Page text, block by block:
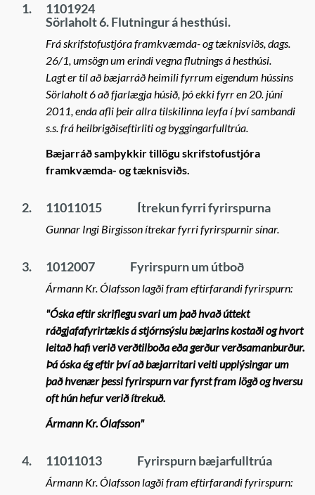
1.
1101924
Sörlaholt 6. Flutningur á hesthúsi.
Frá skrifstofustjóra framkvæmda- og tæknisviðs, dags.
26/1, umsögn um erindi vegna flutnings á hesthúsi.
Lagt er til að bæjarráð heimili fyrrum eigendum hússins
Sörlaholt 6 að fjarlægja húsið, þó ekki fyrr en 20. júní
2011, enda afli þeir allra tilskilinna leyfa í því sambandi
s.s. frá heilbrigðiseftirliti og byggingarfulltrúa.
Bæjarráð samþykkir tillögu skrifstofustjóra
framkvæmda- og tæknisviðs.
2. 11011015 Ítrekun fyrri fyrirspurna
Gunnar Ingi Birgisson ítrekar fyrri fyrirspurnir sínar.
3. 1012007 Fyrirspurn um útboð
Ármann Kr. Ólafsson lagði fram eftirfarandi fyrirspurn:
"Óska eftir skriflegu svari um það hvað úttekt
ráðgjafafyrirtækis á stjórnsýslu bæjarins kostaði og hvort
leitað hafi verið verðtilboða eða gerður verðsamanburður.
Þá óska ég eftir því að bæjarritari veiti upplýsingar um
það hvenær þessi fyrirspurn var fyrst fram lögð og hversu
oft hún hefur verið ítrekuð.
Ármann Kr. Ólafsson"
4. 11011013 Fyrirspurn bæjarfulltrúa
Ármann Kr. Ólafsson lagði fram eftirfarandi fyrirspurn: